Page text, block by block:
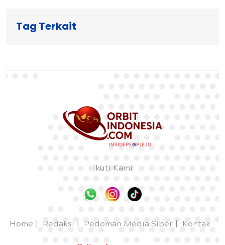
Tag Terkait
Ikuti Kami
Home Redaksi Pedoman Media Siber Kontak